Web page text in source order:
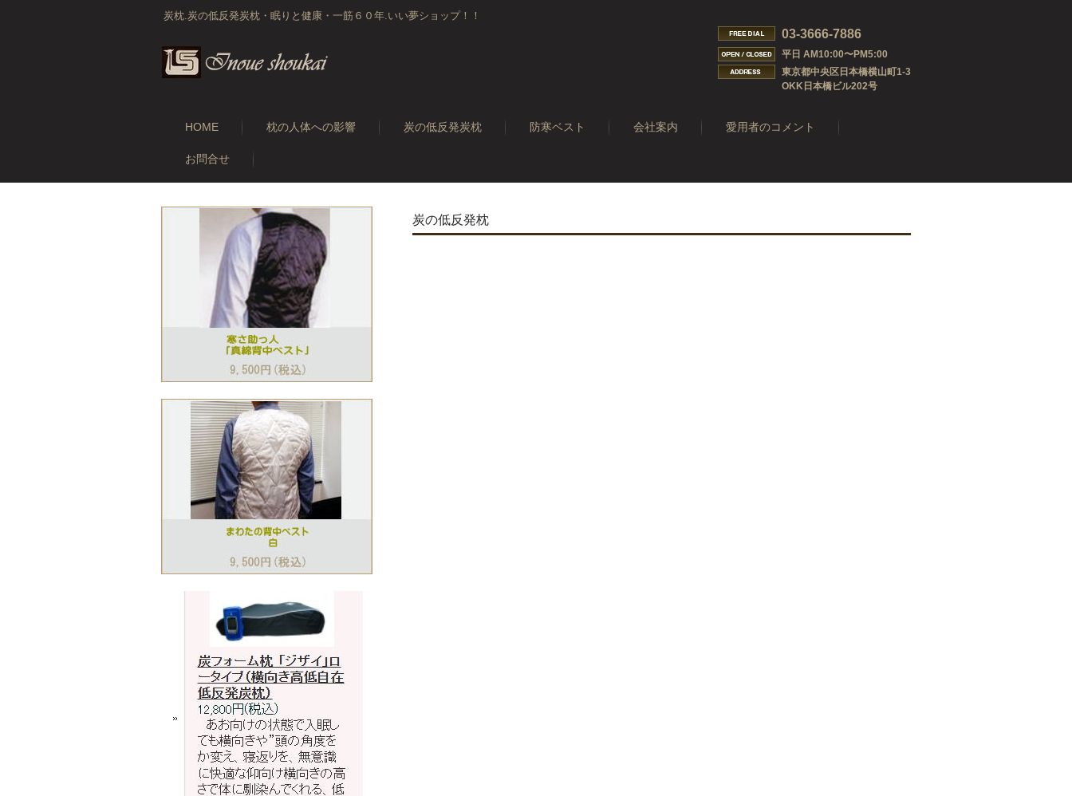
炭枕.炭の低反発炭枕・眠りと健康・一筋６０年.いい夢ショップ！！
03-3666-7886
平日 AM10:00〜PM5:00
東京都中央区日本橋横山町1-3
OKK日本橋ビル202号
HOME 枕の人体への影響 炭の低反発炭枕 防寒ベスト 会社案内 愛用者のコメント
お問合せ
炭の低反発枕